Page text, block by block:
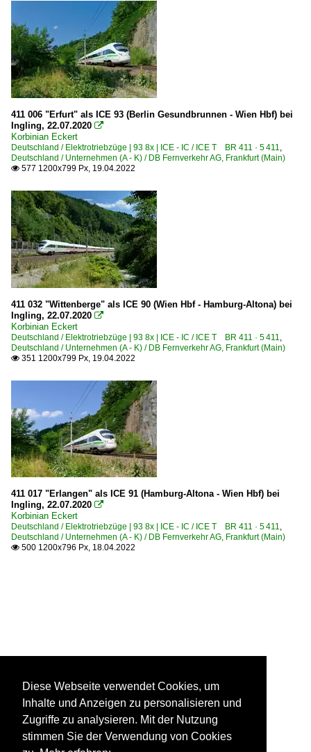
411 006 "Erfurt" als ICE 93 (Berlin Gesundbrunnen - Wien Hbf) bei
Ingling, 22.07.2020 
Korbinian Eckert
Deutschland / Elektrotriebzüge | 93 8x | ICE - IC / ICE T BR 411 · 5 411,
Deutschland / Unternehmen (A - K) / DB Fernverkehr AG, Frankfurt (Main)
 577 1200x799 Px, 19.04.2022
411 032 "Wittenberge" als ICE 90 (Wien Hbf - Hamburg-Altona) bei
Ingling, 22.07.2020 
Korbinian Eckert
Deutschland / Elektrotriebzüge | 93 8x | ICE - IC / ICE T BR 411 · 5 411,
Deutschland / Unternehmen (A - K) / DB Fernverkehr AG, Frankfurt (Main)
 351 1200x799 Px, 19.04.2022
411 017 "Erlangen" als ICE 91 (Hamburg-Altona - Wien Hbf) bei
Ingling, 22.07.2020 
Korbinian Eckert
Deutschland / Elektrotriebzüge | 93 8x | ICE - IC / ICE T BR 411 · 5 411,
Deutschland / Unternehmen (A - K) / DB Fernverkehr AG, Frankfurt (Main)
 500 1200x796 Px, 18.04.2022
Diese Webseite verwendet Cookies, um
Inhalte und Anzeigen zu personalisieren und
Zugriffe zu analysieren. Mit der Nutzung
stimmen Sie der Verwendung von Cookies